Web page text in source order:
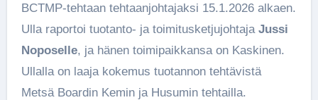
BCTMP-tehtaan tehtaanjohtajaksi 15.1.2026 alkaen.
Ulla raportoi tuotanto- ja toimitusketjujohtaja Jussi
Noposelle, ja hänen toimipaikkansa on Kaskinen.
Ullalla on laaja kokemus tuotannon tehtävistä
Metsä Boardin Kemin ja Husumin tehtailla.